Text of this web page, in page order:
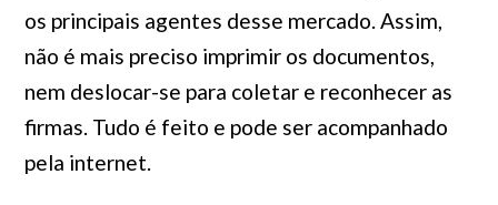
os principais agentes desse mercado. Assim,
não é mais preciso imprimir os documentos,
nem deslocar-se para coletar e reconhecer as
firmas. Tudo é feito e pode ser acompanhado
pela internet.